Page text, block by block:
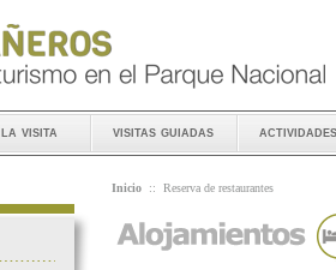
la visita visitas guiadas actividades
Inicio :: Reserva de restaurantes